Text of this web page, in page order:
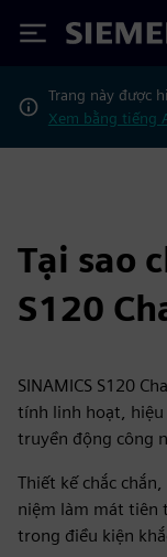
Siemens
Trang này được
Xem bằng tiếng
Tại sao
S120
SINAMICS S120
tính linh hoạt, hiệu
truyền động công
Thiết kế chắc
niệm làm mát tiên
trong điều kiện